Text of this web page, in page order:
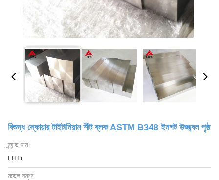
বিশুদ্ধ স্কোয়ার টাইটানিয়াম শীট ব্লক ASTM B348 ইনগট উজ্জ্বল পৃষ্ঠ
ব্র্যান্ড নাম:
LHTi
মডেল নম্বর: